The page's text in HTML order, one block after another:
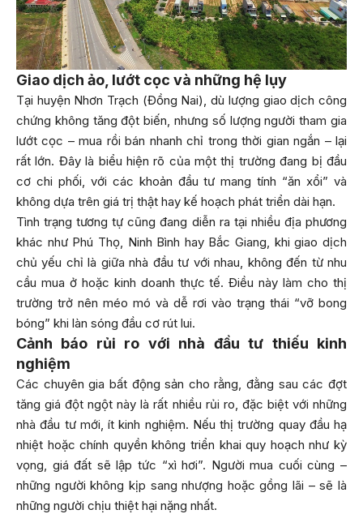
Giao dịch ảo, lướt cọc và những hệ lụy
Tại huyện Nhơn Trạch (Đồng Nai), dù lượng giao dịch công
chứng không tăng đột biến, nhưng số lượng người tham gia
lướt cọc – mua rồi bán nhanh chỉ trong thời gian ngắn – lại
rất lớn. Đây là biểu hiện rõ của một thị trường đang bị đầu
cơ chi phối, với các khoản đầu tư mang tính “ăn xổi” và
không dựa trên giá trị thật hay kế hoạch phát triển dài hạn.
Tình trạng tương tự cũng đang diễn ra tại nhiều địa phương
khác như Phú Thọ, Ninh Bình hay Bắc Giang, khi giao dịch
chủ yếu chỉ là giữa nhà đầu tư với nhau, không đến từ nhu
cầu mua ở hoặc kinh doanh thực tế. Điều này làm cho thị
trường trở nên méo mó và dễ rơi vào trạng thái “vỡ bong
bóng” khi làn sóng đầu cơ rút lui.
Cảnh báo rủi ro với nhà đầu tư thiếu kinh
nghiệm
Các chuyên gia bất động sản cho rằng, đằng sau các đợt
tăng giá đột ngột này là rất nhiều rủi ro, đặc biệt với những
nhà đầu tư mới, ít kinh nghiệm. Nếu thị trường quay đầu hạ
nhiệt hoặc chính quyền không triển khai quy hoạch như kỳ
vọng, giá đất sẽ lập tức “xì hơi”. Người mua cuối cùng –
những người không kịp sang nhượng hoặc gồng lãi – sẽ là
những người chịu thiệt hại nặng nhất.